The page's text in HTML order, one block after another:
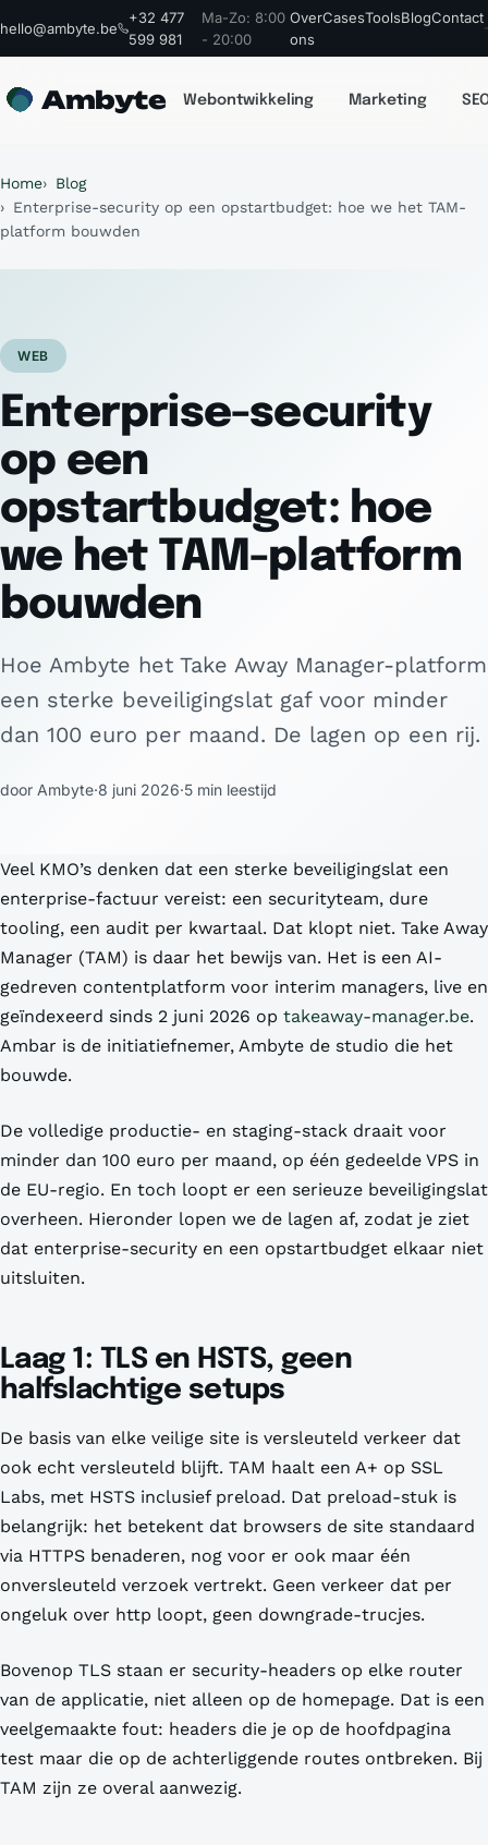
hello@ambyte.be
+32 477
599 981
Ma-Zo: 8:00
- 20:00
Over
ons
CasesToolsBlogContact
Ambyte Webontwikkeling Marketing
Home
Blog
Enterprise-security op een opstartbudget: hoe we het TAM-
platform bouwden
WEB
Enterprise-security
op een
opstartbudget: hoe
we het TAM-platform
bouwden
Hoe Ambyte het Take Away Manager-platform
een sterke beveiligingslat gaf voor minder
dan 100 euro per maand. De lagen op een rij.
door Ambyte·8 juni 2026·5 min leestijd
Veel KMO’s denken dat een sterke beveiligingslat een
enterprise-factuur vereist: een securityteam, dure
tooling, een audit per kwartaal. Dat klopt niet. Take Away
Manager (TAM) is daar het bewijs van. Het is een AI-
gedreven contentplatform voor interim managers, live en
geïndexeerd sinds 2 juni 2026 op takeaway-manager.be.
Ambar is de initiatiefnemer, Ambyte de studio die het
bouwde.
De volledige productie- en staging-stack draait voor
minder dan 100 euro per maand, op één gedeelde VPS in
de EU-regio. En toch loopt er een serieuze beveiligingslat
overheen. Hieronder lopen we de lagen af, zodat je ziet
dat enterprise-security en een opstartbudget elkaar niet
uitsluiten.
Laag 1: TLS en HSTS, geen
halfslachtige setups
De basis van elke veilige site is versleuteld verkeer dat
ook echt versleuteld blijft. TAM haalt een A+ op SSL
Labs, met HSTS inclusief preload. Dat preload-stuk is
belangrijk: het betekent dat browsers de site standaard
via HTTPS benaderen, nog voor er ook maar één
onversleuteld verzoek vertrekt. Geen verkeer dat per
ongeluk over http loopt, geen downgrade-trucjes.
Bovenop TLS staan er security-headers op elke router
van de applicatie, niet alleen op de homepage. Dat is een
veelgemaakte fout: headers die je op de hoofdpagina
test maar die op de achterliggende routes ontbreken. Bij
TAM zijn ze overal aanwezig.